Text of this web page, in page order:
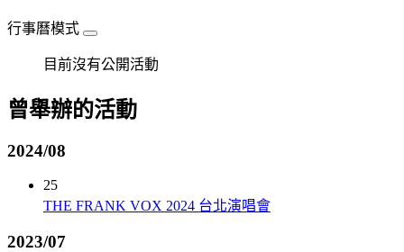
行事曆模式
目前沒有公開活動
曾舉辦的活動
2024/08
25
THE FRANK VOX 2024 台北演唱會
2023/07